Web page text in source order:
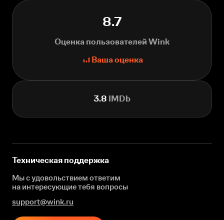
8.7
Оценка пользователей Wink
Ваша оценка
3.8 IMDb
Техническая поддержка
Мы с удовольствием ответим
на интересующиетебя вопросы
support@wink.ru